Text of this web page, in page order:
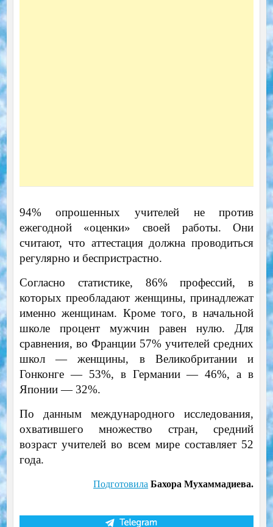
94% опрошенных учителей не против
ежегодной «оценки» своей работы. Они
считают, что аттестация должна проводиться
регулярно и беспристрастно.
Согласно статистике, 86% профессий, в
которых преобладают женщины, принадлежат
именно женщинам. Кроме того, в начальной
школе процент мужчин равен нулю. Для
сравнения, во Франции 57% учителей средних
школ — женщины, в Великобритании и
Гонконге — 53%, в Германии — 46%, а в
Японии — 32%.
По данным международного исследования,
охватившего множество стран, средний
возраст учителей во всем мире составляет 52
года.
Подготовила Бахора Мухаммадиева.